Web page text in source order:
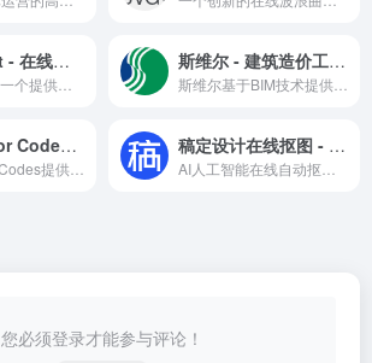
Sumopaint - 在线图片美化编辑修图工具 斯维尔 - 建筑造价工程管理
HTML Color Codes - 配色选择与教程资源 稿定设计在线抠图 - 免费AI一键智能抠图工具
您必须登录才能参与评论！